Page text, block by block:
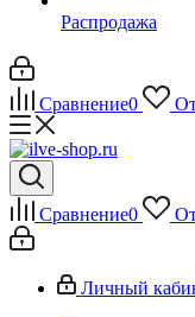
Распродажа
Сравнение0
Сравнение0
Личный